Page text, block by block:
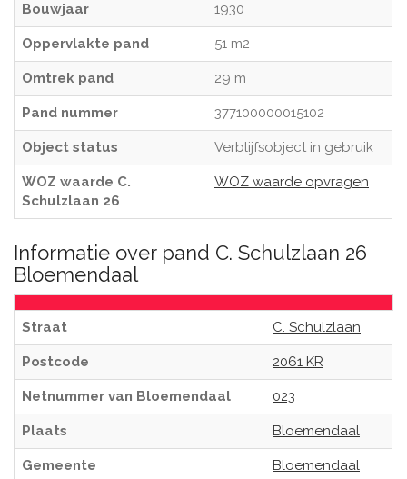
Bouwjaar 1930
Oppervlakte pand 51 m2
Omtrek pand 29 m
Pand nummer 377100000015102
Object status Verblijfsobject in gebruik
WOZ waarde C.
Schulzlaan 26
WOZ waarde opvragen
Informatie over pand C. Schulzlaan 26
Bloemendaal
Straat C. Schulzlaan
Postcode 2061 KR
Netnummer van Bloemendaal 023
Plaats Bloemendaal
Gemeente Bloemendaal